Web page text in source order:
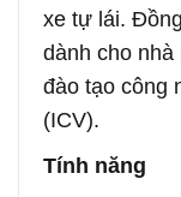
xe tự lái.
dành cho
đào tạo công
(ICV).
Tính năng